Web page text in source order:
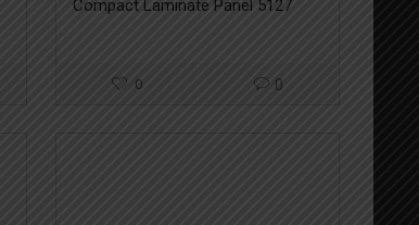
Compact Laminate Panel 5127
0 0